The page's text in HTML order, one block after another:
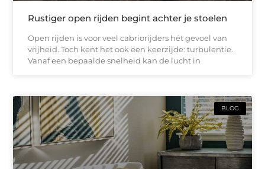
Rustiger open rijden begint achter je stoelen
Open rijden is voor veel cabriorijders hét gevoel van
vrijheid. Toch kent het ook een keerzijde: turbulentie.
Vanaf een bepaalde snelheid kan de lucht in
BLOG